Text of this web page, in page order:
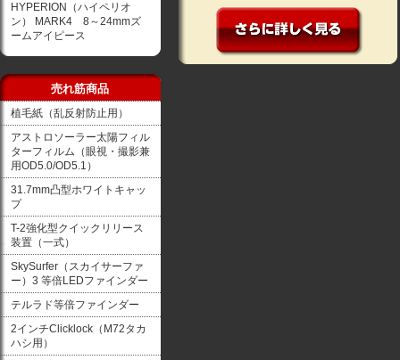
HYPERION（ハイペリオ
ン） MARK4 8～24mmズ
ームアイピース
売れ筋商品
植毛紙（乱反射防止用）
アストロソーラー太陽フィル
ターフィルム（眼視・撮影兼
用OD5.0/OD5.1）
31.7mm凸型ホワイトキャッ
プ
T-2強化型クイックリリース
装置（一式）
SkySurfer（スカイサーファ
ー）3 等倍LEDファインダー
テルラド等倍ファインダー
2インチClicklock（M72タカ
ハシ用）